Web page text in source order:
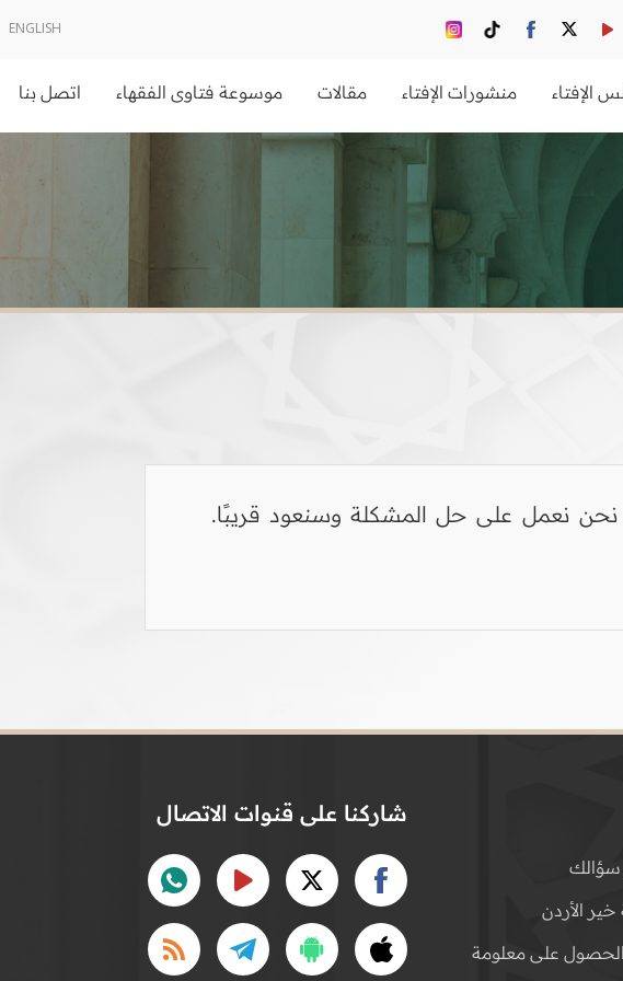
ENGLISH
الإفتاء منشورات الإفتاء مقالات موسوعة فتاوى الفقهاء اتصل بنا
نحن نعمل على حل المشكلة وسنعود قريبًا.
الأردن
على معلومة
شاركنا على قنوات الاتصال